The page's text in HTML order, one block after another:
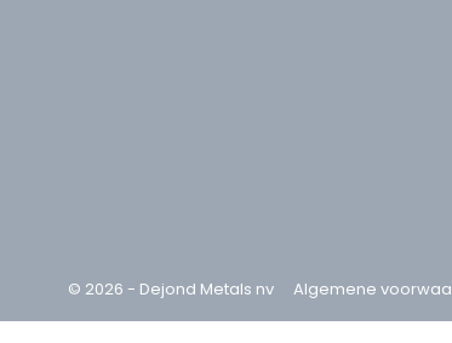
© 2026 - Dejond Metals nv Algemene